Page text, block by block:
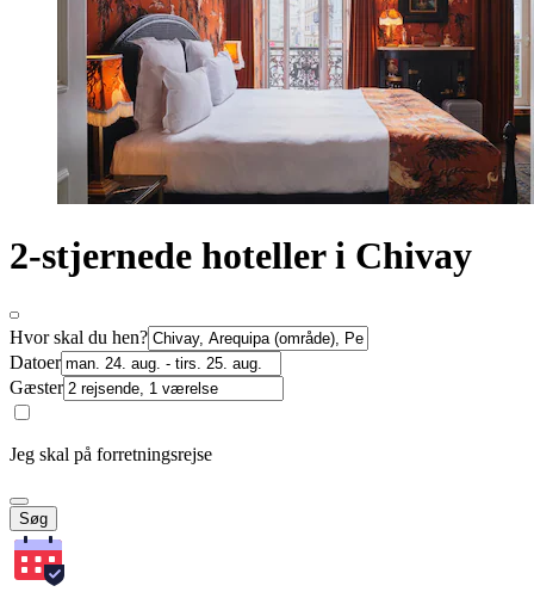
2-stjernede hoteller i Chivay
Hvor skal du hen?
Datoer
Gæster
Jeg skal på forretningsrejse
Søg